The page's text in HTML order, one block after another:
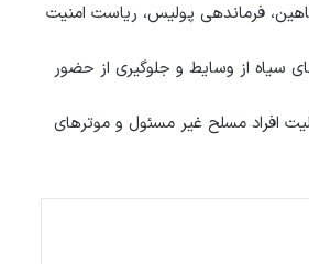
سادات فرمانده پولیس بلخ مى‌گويد: این گارنیزیون متشکل از منسوبان قول اردوی ۲۰۹ شاهین، فرماندهی پولیس، ریاست امنیت
سیاه از وسایط و جلوگیری از حضور
افراد مسلح غير مسئول و موترهاى